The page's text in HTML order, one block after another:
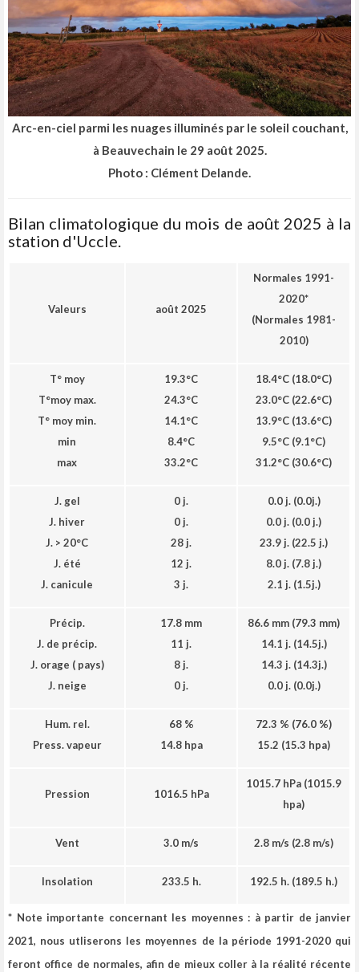
Arc-en-ciel parmi les nuages illuminés par le soleil couchant,
à Beauvechain le 29 août 2025.
Photo : Clément Delande.
Bilan climatologique du mois de août 2025 à la
station d'Uccle.
Valeurs août 2025
Normales 1991-
2020*
(Normales 1981-
2010)
T° moy
T°moy max.
T° moy min.
min
max
19.3°C
24.3°C
14.1°C
8.4°C
33.2°C
18.4°C (18.0°C)
23.0°C (22.6°C)
13.9°C (13.6°C)
9.5°C (9.1°C)
31.2°C (30.6°C)
J. gel
J. hiver
J. > 20°C
J. été
J. canicule
0 j.
0 j.
28 j.
12 j.
3 j.
0.0 j.(0.0j.)
0.0 j. (0.0 j.)
23.9 j. (22.5 j.)
8.0 j. (7.8 j.)
2.1 j. (1.5j.)
Précip.
J. de précip.
J. orage ( pays)
J. neige
17.8 mm
11 j.
8 j.
0 j.
86.6 mm (79.3 mm)
14.1 j.(14.5j.)
14.3 j.(14.3j.)
0.0 j. (0.0j.)
Hum. rel.
Press. vapeur
68 %
14.8 hpa
72.3 % (76.0 %)
15.2 (15.3 hpa)
Pression 1016.5 hPa
1015.7 hPa (1015.9
hpa)
Vent 3.0 m/s 2.8 m/s (2.8 m/s)
Insolation 233.5 h. 192.5 h. (189.5 h.)
* Note importante concernant les moyennes : à partir de janvier
2021, nous utliserons les moyennes de la période 1991-2020qui
feront office de normales, afin de mieux coller à la réalité récente